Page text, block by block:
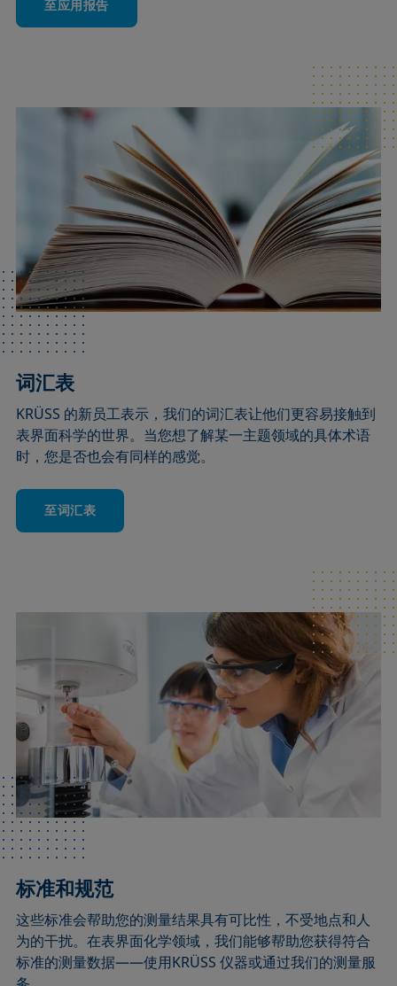
至应用报告
词汇表
KRÜSS 的新员工表示，我们的词汇表让他们更容易接触到
表界面科学的世界。当您想了解某一主题领域的具体术语
时，您是否也会有同样的感觉。
至词汇表
标准和规范
这些标准会帮助您的测量结果具有可比性，不受地点和人
为的干扰。在表界面化学领域，我们能够帮助您获得符合
标准的测量数据——使用KRÜSS 仪器或通过我们的测量服